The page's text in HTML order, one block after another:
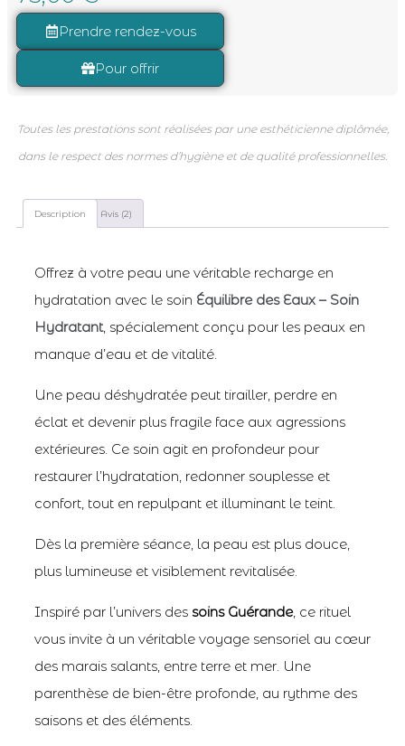
notations
Prendre rendez-vous
Pour offrir
Toutes les prestations sont réalisées par une esthéticienne diplômée,
dans le respect des normes d’hygiène et de qualité professionnelles.
Description Avis (2)
Offrez à votre peau une véritable recharge en
hydratation avec le soin Équilibre des Eaux – Soin
Hydratant, spécialement conçu pour les peaux en
manque d’eau et de vitalité.
Une peau déshydratée peut tirailler, perdre en
éclat et devenir plus fragile face aux agressions
extérieures. Ce soin agit en profondeur pour
restaurer l’hydratation, redonner souplesse et
confort, tout en repulpant et illuminant le teint.
Dès la première séance, la peau est plus douce,
plus lumineuse et visiblement revitalisée.
Inspiré par l’univers des soins Guérande, ce rituel
vous invite à un véritable voyage sensoriel au cœur
des marais salants, entre terre et mer. Une
parenthèse de bien-être profonde, au rythme des
saisons et des éléments.